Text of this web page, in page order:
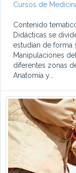
Cursos de
Contenido
Didácticas se
estudian de forma
Manipulaciones
diferentes zonas
Anatomía y...